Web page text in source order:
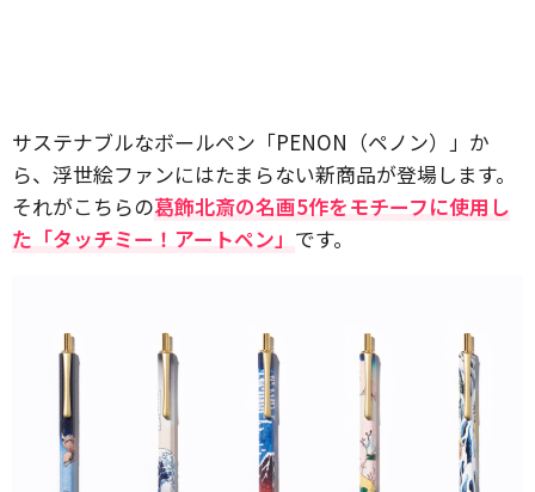
サステナブルなボールペン「PENON（ペノン）」か
ら、浮世絵ファンにはたまらない新商品が登場します。
それがこちらの葛飾北斎の名画5作をモチーフに使用し
た「タッチミー！アートペン」 です。